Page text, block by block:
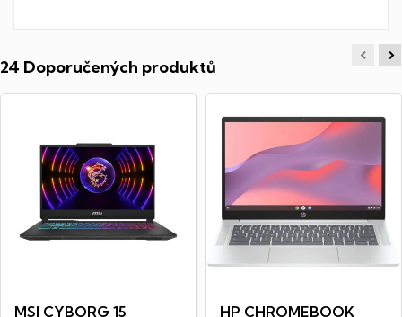
24 Doporučených produktů
MSI CYBORG 15
HP CHROMEBOOK